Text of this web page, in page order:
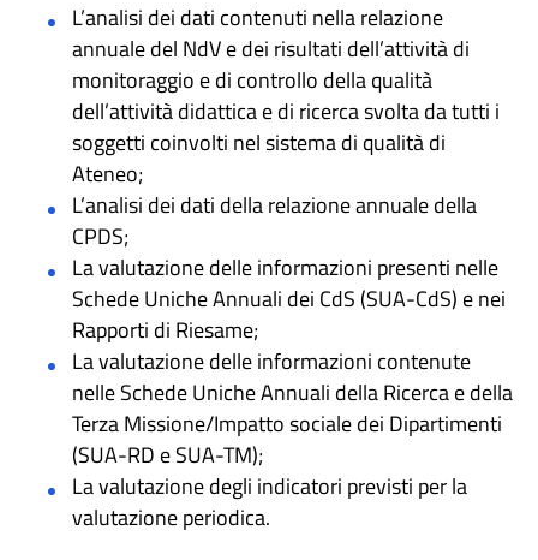
L’analisi dei dati contenuti nella relazione
annuale del NdV e dei risultati dell’attività di
monitoraggio e di controllo della qualità
dell’attività didattica e di ricerca svolta da tutti i
soggetti coinvolti nel sistema di qualità di
Ateneo;
L’analisi dei dati della relazione annuale della
CPDS;
La valutazione delle informazioni presenti nelle
Schede Uniche Annuali dei CdS (SUA-CdS) e nei
Rapporti di Riesame;
La valutazione delle informazioni contenute
nelle Schede Uniche Annuali della Ricerca e della
Terza Missione/Impatto sociale dei Dipartimenti
(SUA-RD e SUA-TM);
La valutazione degli indicatori previsti per la
valutazione periodica.